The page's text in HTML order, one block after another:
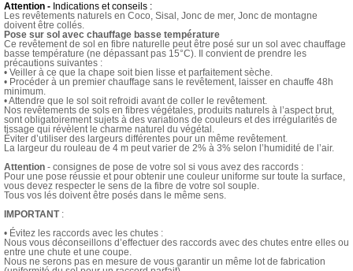
Attention - Indications et conseils :
Les revêtements naturels en Coco, Sisal, Jonc de mer, Jonc de montagne
doivent être collés.
Pose sur sol avec chauffage basse température
Ce revêtement de sol en fibre naturelle peut être posé sur un sol avec chauffage
basse température (ne dépassant pas 15°C). Il convient de prendre les
précautions suivantes :
• Veiller à ce que la chape soit bien lisse et parfaitement sèche.
• Procéder à un premier chauffage sans le revêtement, laisser en chauffe 48h
minimum.
• Attendre que le sol soit refroidi avant de coller le revêtement.
Nos revêtements de sols en fibres végétales, produits naturels à l’aspect brut,
sont obligatoirement sujets à des variations de couleurs et des irrégularités de
tissage qui révèlent le charme naturel du végétal.
Éviter d’utiliser des largeurs différentes pour un même revêtement.
La largeur du rouleau de 4 m peut varier de 2% à 3% selon l’humidité de l’air.
Attention - consignes de pose de votre sol si vous avez des raccords :
Pour une pose réussie et pour obtenir une couleur uniforme sur toute la surface,
vous devez respecter le sens de la fibre de votre sol souple.
Tous vos lés doivent être posés dans le même sens.
IMPORTANT:
• Évitez les raccords avec les chutes :
Nous vous déconseillons d’effectuer des raccords avec des chutes entre elles ou
entre une chute et une coupe.
Nous ne serons pas en mesure de vous garantir un même lot de fabrication